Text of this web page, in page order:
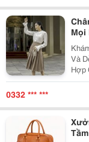
Mọi
Và
Hợp
My Websites Chân
0332 *** ***